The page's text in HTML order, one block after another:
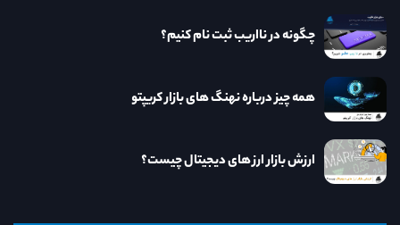
چگونه در نااریب ثبت نام کنیم؟
همه چیز درباره نهنگ های بازار کریپتو
ارزش بازار ارز های دیجیتال چیست؟